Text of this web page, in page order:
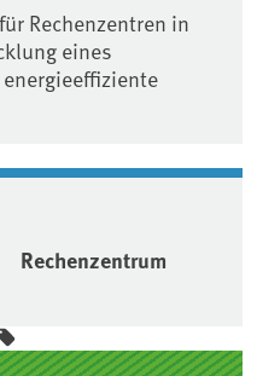
Rechenzentren in
eines
Rechenzentrum